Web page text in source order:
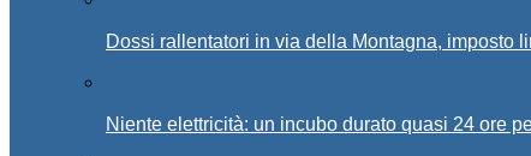
Dossi rallentatori in via della Montagna, imposto
Niente elettricità: un incubo durato quasi 24 ore